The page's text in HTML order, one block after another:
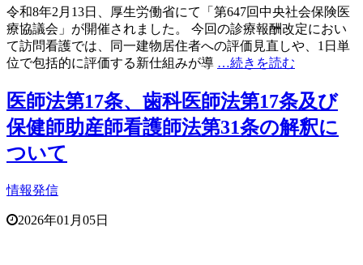
令和8年2月13日、厚生労働省にて「第647回中央社会保険医
療協議会」が開催されました。 今回の診療報酬改定におい
て訪問看護では、同一建物居住者への評価見直しや、1日単
位で包括的に評価する新仕組みが導 …続きを読む
医師法第17条、歯科医師法第17条及び
保健師助産師看護師法第31条の解釈に
ついて
情報発信
2026年01月05日